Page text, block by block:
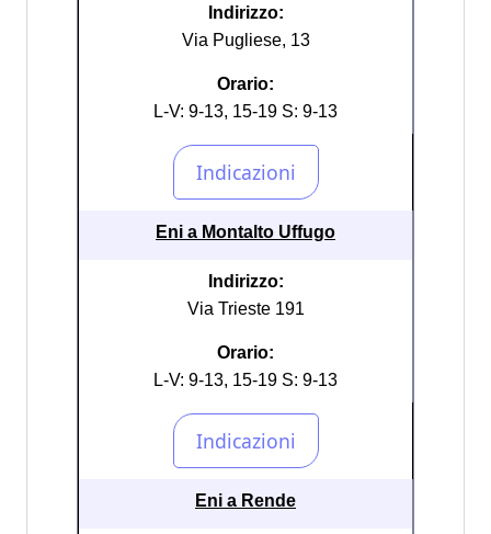
Indirizzo:
Via Pugliese, 13
Orario:
L-V: 9-13, 15-19 S: 9-13
Eni a Montalto Uffugo
Indirizzo:
Via Trieste 191
Orario:
L-V: 9-13, 15-19 S: 9-13
Eni a Rende